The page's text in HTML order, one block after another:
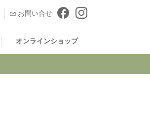
お問い合せ
オンラインショップ